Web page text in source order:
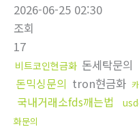
2026-06-25 02:30
조회
17
비트코인현금화 돈세탁문의
돈믹싱문의 tron현금화
국내거래소fds깨는법
화문의